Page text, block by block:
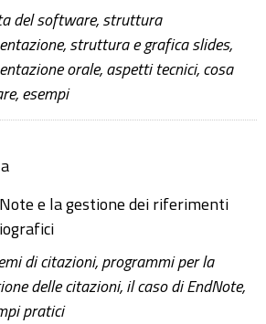
del software, struttura
struttura e grafica slides,
orale, aspetti tecnici, cosa
esempi
e la gestione dei riferimenti
di citazioni, programmi per la
delle citazioni, il caso di EndNote,
pratici